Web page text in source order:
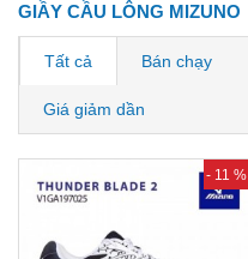
GIẦY CẦU LÔNG MIZUNO
Tất cả Bán chạy
Giá giảm dần
- 11 %